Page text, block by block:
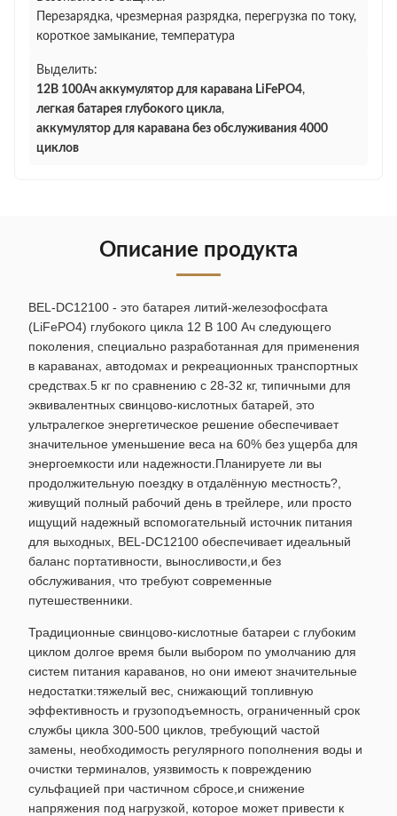
Перезарядка, чрезмерная разрядка, перегрузка по току,
короткое замыкание, температура
Выделить:
12В 100Ач аккумулятор для каравана LiFePO4,
легкая батарея глубокого цикла,
аккумулятор для каравана без обслуживания 4000
циклов
Описание продукта
BEL-DC12100 - это батарея литий-железофосфата
(LiFePO4) глубокого цикла 12 В 100 Ач следующего
поколения, специально разработанная для применения
в караванах, автодомах и рекреационных транспортных
средствах.5 кг по сравнению с 28-32 кг, типичными для
эквивалентных свинцово-кислотных батарей, это
ультралегкое энергетическое решение обеспечивает
значительное уменьшение веса на 60% без ущерба для
энергоемкости или надежности.Планируете ли вы
продолжительную поездку в отдалённую местность?,
живущий полный рабочий день в трейлере, или просто
ищущий надежный вспомогательный источник питания
для выходных, BEL-DC12100 обеспечивает идеальный
баланс портативности, выносливости,и без
обслуживания, что требуют современные
путешественники.
Традиционные свинцово-кислотные батареи с глубоким
циклом долгое время были выбором по умолчанию для
систем питания караванов, но они имеют значительные
недостатки:тяжелый вес, снижающий топливную
эффективность и грузоподъемность, ограниченный срок
службы цикла 300-500 циклов, требующий частой
замены, необходимость регулярного пополнения воды и
очистки терминалов, уязвимость к повреждению
сульфацией при частичном сбросе,и снижение
напряжения под нагрузкой, которое может привести к